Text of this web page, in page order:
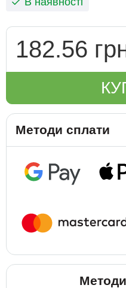
182.56
Методи сплати